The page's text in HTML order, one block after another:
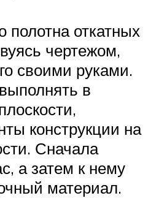
полотна откатных
чертежом,
своими руками.
в
конструкции на
Сначала
а затем к нему
материал.